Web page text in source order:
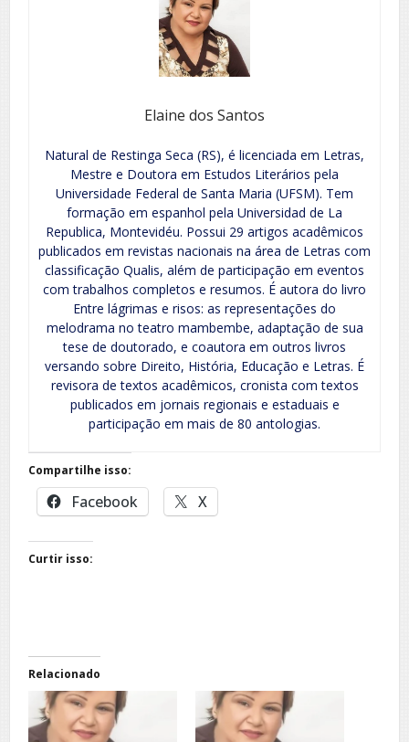
Elaine dos Santos
Natural de Restinga Seca (RS), é licenciada em Letras,
Mestre e Doutora em Estudos Literários pela
Universidade Federal de Santa Maria (UFSM). Tem
formação em espanhol pela Universidad de La
Republica, Montevidéu. Possui 29 artigos acadêmicos
publicados em revistas nacionais na área de Letras com
classificação Qualis, além de participação em eventos
com trabalhos completos e resumos. É autora do livro
Entre lágrimas e risos: as representações do
melodrama no teatro mambembe, adaptação de sua
tese de doutorado, e coautora em outros livros
versando sobre Direito, História, Educação e Letras. É
revisora de textos acadêmicos, cronista com textos
publicados em jornais regionais e estaduais e
participação em mais de 80 antologias.
Compartilhe isso:
Facebook X
Curtir isso:
Relacionado